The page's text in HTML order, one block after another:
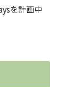
を計画中